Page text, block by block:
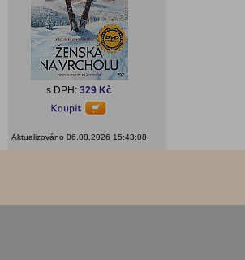
s DPH: 329 Kč
Aktualizováno 06.08.2026 15:43:08